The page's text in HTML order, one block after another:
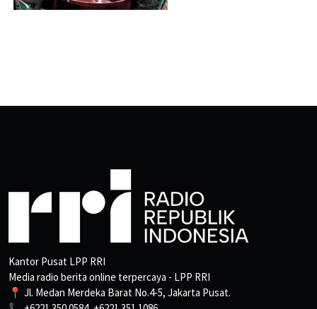
Kantor Pusat LPP RRI
Media radio berita online terpercaya - LPP RRI
📍 Jl. Medan Merdeka Barat No.4-5, Jakarta Pusat.